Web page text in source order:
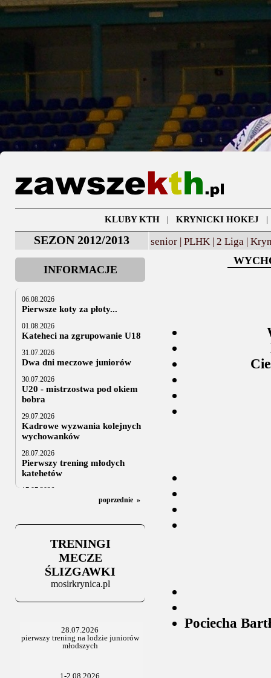
KLUBY KTH| KRYNICKI HOKEJ
SEZON 2012/2013 senior | PLHK | 2 Liga |
INFORMACJE
06.08.2026
Pierwsze koty za płoty...
01.08.2026
Kateheci na zgrupowanie U18
31.07.2026
Dwa dni meczowe juniorów
30.07.2026
U20 - mistrzostwa pod okiem
bobra
29.07.2026
Kadrowe wyzwania kolejnych
wychowanków
28.07.2026
Pierwszy trening młodych
katehetów
17.07.2026
U20: z kraju i z zagranicy
Za trzy tygodnie na lód
06.07.2025
Stowarzyszenie po Walnym
poprzednie »
TRENINGI
MECZE
ŚLIZGAWKI
mosirkrynica.pl
Pociecha